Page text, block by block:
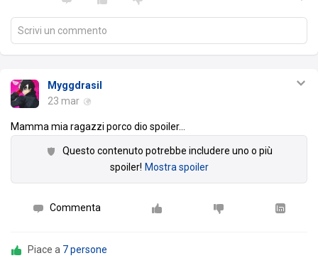
Scrivi un commento
Myggdrasil
23 mar
Mamma mia ragazzi porco dio spoiler…
Questo contenuto potrebbe includere uno o più
spoiler! Mostra spoiler
Commenta
Piace a 7 persone